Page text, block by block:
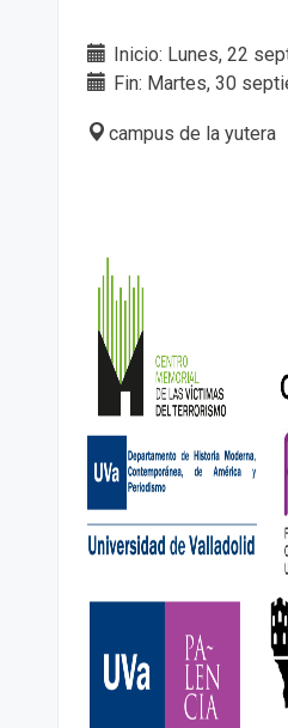
Inicio: Lunes, 22
Fin: Martes, 30
campus de la yutera